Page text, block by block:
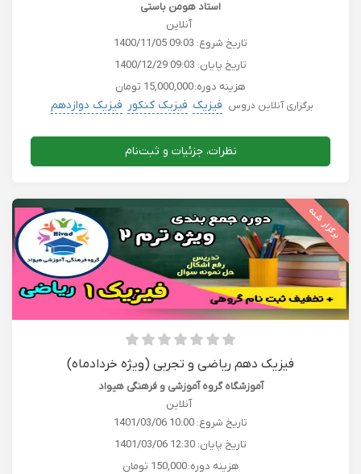
استاد هومن باستی
آنلاین
تاریخ شروع: 1400/11/05 09:03
تاریخ پایان: 1400/12/29 09:03
هزینه دوره:15,000,000 تومان
برگزاری آنلاین دروس فیزیک فیزیک کنکور فیزیک دوازدهم
نظرات، جزئیات و ثبت‌نام
برگزار شده
فیزیک دهم ریاضی و تجربی (ویژه خردادماه)
آموزشگاه گروه آموزشی و فرهنگی هیواد
آنلاین
تاریخ شروع: 1401/03/06 10:00
تاریخ پایان: 1401/03/06 12:30
هزینه دوره:150,000 تومان